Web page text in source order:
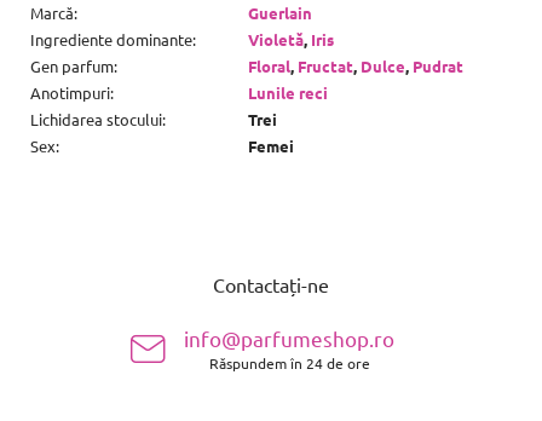
Marcă:
Guerlain
Ingrediente dominante: Violetă, Iris
Gen parfum: Floral, Fructat, Dulce, Pudrat
Anotimpuri:
Lunile reci
Lichidarea stocului:
Trei
Sex: Femei
Contactați-ne
info@parfumeshop.ro
Răspundem în 24 de ore